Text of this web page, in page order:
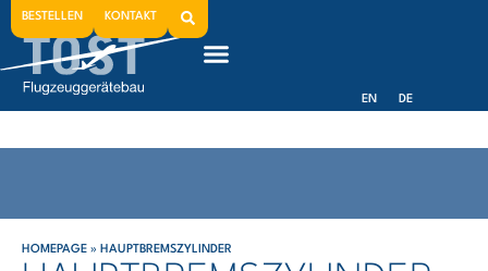
BESTELLEN KONTAKT
EN DE
Hauptbremszylinder
HOMEPAGE » HAUPTBREMSZYLINDER